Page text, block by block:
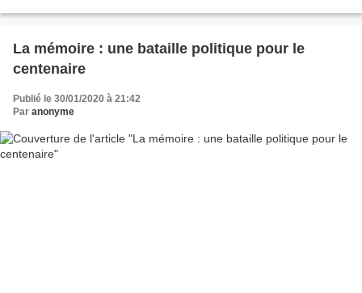
La mémoire : une bataille politique pour le
centenaire
Publié le 30/01/2020 à 21:42
Par anonyme